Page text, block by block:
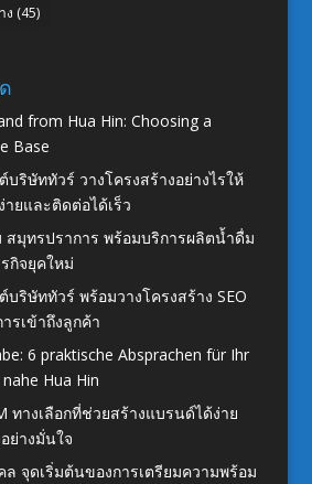
ง (45)
from Hua Hin: Choosing a
Base
บริษัททัวร์ วางโครงสร้างอย่างไรให้
ยและติดต่อได้เร็ว
สมุทรปราการ พร้อมบริการผลิตน้ำดื่ม
กิจยุคใหม่
บริษัททัวร์ พร้อมวางโครงสร้าง SEO
รเข้าถึงลูกค้า
6 praktische Absprachen für Ihr
Hua Hin
ทางเลือกที่ช่วยสร้างแบรนด์ได้ง่าย
ย่างมั่นใจ
ล จุดเริ่มต้นของการเตรียมความพร้อม